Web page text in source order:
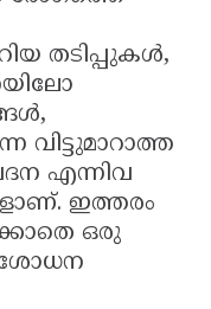
തടിപ്പുകൾ,
വിട്ടുമാറാത്ത
എന്നിവ
ഇത്തരം
ഒരു